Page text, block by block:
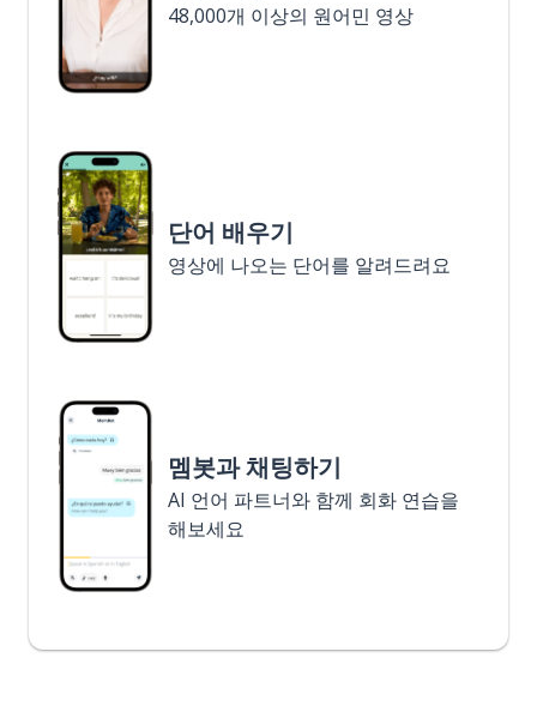
48,000개 이상의 원어민 영상
단어 배우기
영상에 나오는 단어를 알려드려요
멤봇과 채팅하기
AI 언어 파트너와 함께 회화 연습을
해보세요